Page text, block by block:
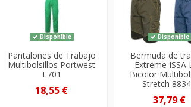
Disponible
Pantalones de Trabajo
Multibolsillos Portwest
L701
18,55 €
Disponible
Bermuda de
Extreme ISSA
Bicolor
Stretch
37,79 €